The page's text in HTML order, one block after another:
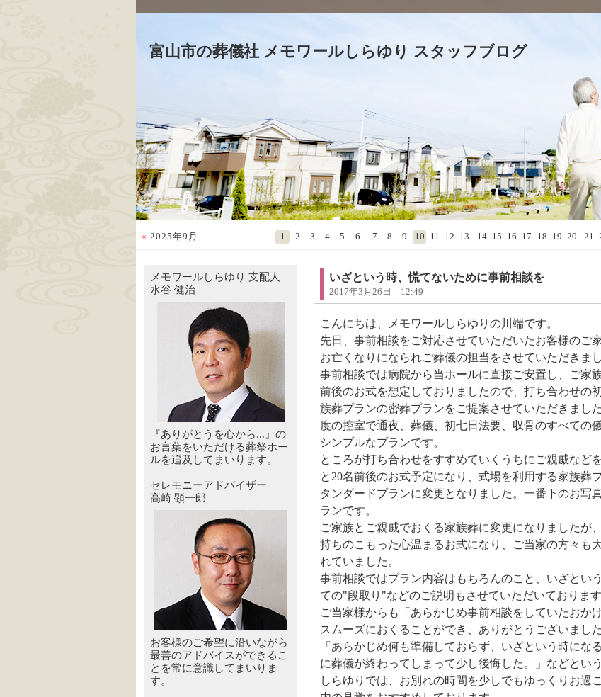
富山市の葬儀社 メモワールしらゆり スタッフブログ
« 2025年9月 1 2 3 4 5 6 7 8 9 10 11 12 13 14 15 16 17 18 19 20 21
いざという時、慌てないために事前相談を
2017年3月26日｜12:49
こんにちは、メモワールしらゆりの川端です。
先日、事前相談をご対応させていただいたお客様のご
お亡くなりになられご葬儀の担当をさせていただきまし
事前相談では病院から当ホールに直接ご安置し、ご家
前後のお式を想定しておりましたので、打ち合わせの
族葬プランの密葬プランをご提案させていただきまし
度の控室で通夜、葬儀、初七日法要、収骨のすべての
シンプルなプランです。
ところが打ち合わせをすすめていくうちにご親戚など
と20名前後のお式予定になり、式場を利用する家族葬
タンダードプランに変更となりました。一番下のお写
ランです。
ご家族とご親戚でおくる家族葬に変更になりましたが
持ちのこもった心温まるお式になり、ご当家の方々も
れていました。
事前相談ではプラン内容はもちろんのこと、いざとい
ての"段取り"などのご説明もさせていただいておりま
ご当家様からも「あらかじめ事前相談をしていたおか
スムーズにおくることができ、ありがとうございまし
「あらかじめ何も準備しておらず、いざという時にな
に葬儀が終わってしまって少し後悔した。」などとい
しらゆりでは、お別れの時間を少しでもゆっくりお過
メモワールしらゆり 支配人
水谷 健治
『ありがとうを心から...』の
お言葉をいただける葬祭ホー
ルを追及してまいります。
セレモニーアドバイザー
高崎 顕一郎
お客様のご希望に沿いながら
最善のアドバイスができるこ
とを常に意識してまいりま
す。